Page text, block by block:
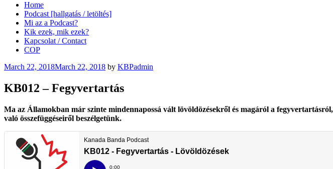
Home
Podcast [hallgatás / letöltés]
Mi az a Podcast?
Kik ezek, mik ezek?
Kapcsolat / Contact
COP
Posted
March 22, 2018March 22, 2018 by KBPadmin
KB012 – Fegyvertartás
Ma az Államokban már szinte mindennapossá vált lövöldözésekről és magáról a
való összefüggéseiről beszélgetünk.